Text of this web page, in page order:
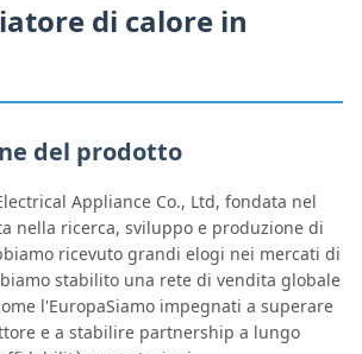
di calore in
del prodotto
Appliance Co., Ltd, fondata nel
nella ricerca, sviluppo e produzione di
ricevuto grandi elogi nei mercati di
stabilito una rete di vendita globale
l'EuropaSiamo impegnati a superare
e a stabilire partnership a lungo